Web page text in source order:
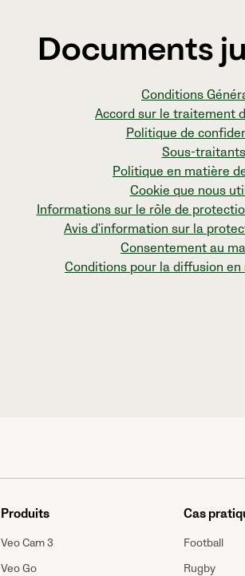
Documents
Conditions
Accord sur le traitement
Politique de
Sous-traitants
Politique en matière
Cookie que nous
Informations sur le rôle de
Avis d'information sur la
Consentement au
Conditions pour la diffusion
Produits
Veo Cam 3
Veo Go
Cas
Football
Rugby